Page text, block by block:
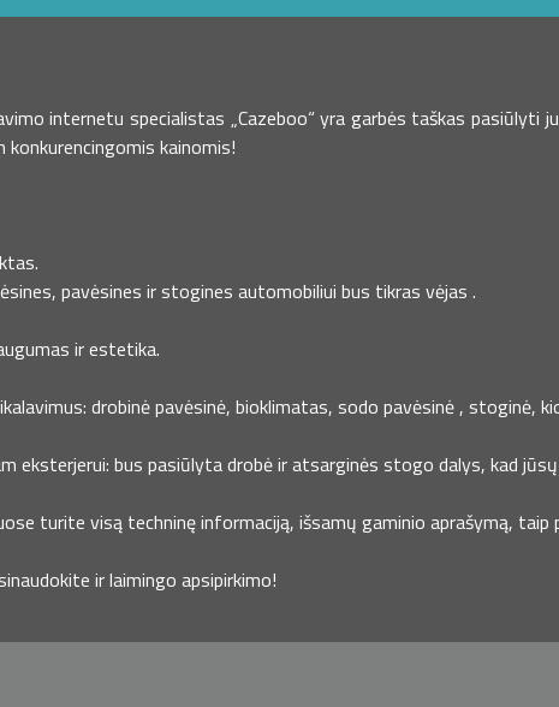
internetu specialistas „Cazeboo“ yra garbės taškas pasiūlyti
kainomis!
pavėsines ir stogines automobiliui bus tikras vėjas .
ir estetika.
drobinė pavėsinė, bioklimatas, sodo pavėsinė , stoginė,
eksterjerui: bus pasiūlyta drobė ir atsarginės stogo dalys, kad
turite visą techninę informaciją, išsamų gaminio aprašymą, taip
ir laimingo apsipirkimo!